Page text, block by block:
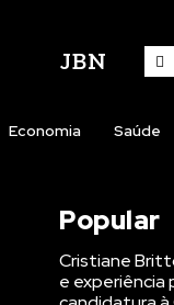
JBN
Economia Saúde
Popular
Cristiane
e experiência